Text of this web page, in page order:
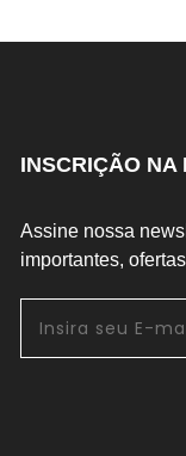
INSCRIÇÃO NA
Assine nossa
importantes,